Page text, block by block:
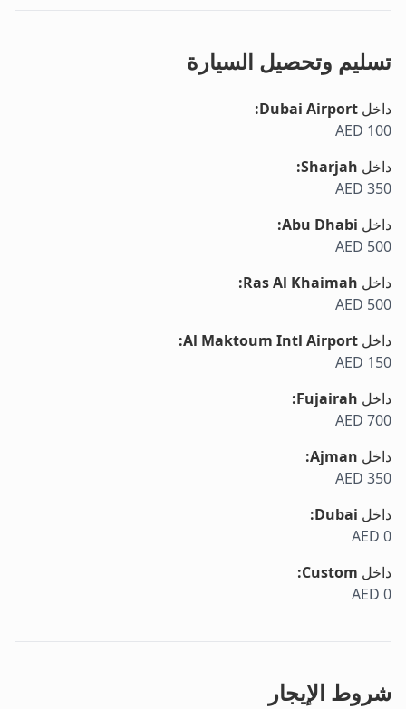
تسليم وتحصيل السيارة
داخل Dubai Airport
:
AED 100
داخل Sharjah
:
AED 350
داخل Abu Dhabi
:
AED 500
داخل Ras Al Khaimah
:
AED 500
داخل Al Maktoum Intl Airport
:
AED 150
داخل Fujairah
:
AED 700
داخل Ajman
:
AED 350
داخل Dubai
:
AED 0
داخل Custom
:
AED 0
شروط الإيجار